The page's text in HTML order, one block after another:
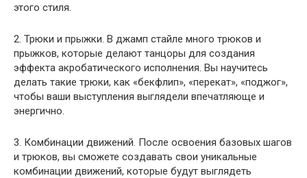
этого стиля.
2. Трюки и прыжки. В джамп стайле много трюков и
прыжков, которые делают танцоры для создания
эффекта акробатического исполнения. Вы научитесь
делать такие трюки, как «бекфлип», «перекат», «поджог»,
чтобы ваши выступления выглядели впечатляюще и
энергично.
3. Комбинации движений. После освоения базовых шагов
и трюков, вы сможете создавать свои уникальные
комбинации движений, которые будут выглядеть